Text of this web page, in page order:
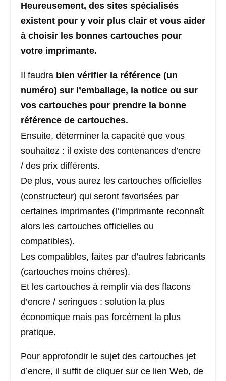
Heureusement, des sites spécialisés
existent pour y voir plus clair et vous aider
à choisir les bonnes cartouches pour
votre imprimante.
Il faudra bien vérifier la référence (un
numéro) sur l’emballage, la notice ou sur
vos cartouches pour prendre la bonne
référence de cartouches.
Ensuite, déterminer la capacité que vous
souhaitez : il existe des contenances d’encre
/ des prix différents.
De plus, vous aurez les cartouches officielles
(constructeur) qui seront favorisées par
certaines imprimantes (l’imprimante reconnaît
alors les cartouches officielles ou
compatibles).
Les compatibles, faites par d’autres fabricants
(cartouches moins chères).
Et les cartouches à remplir via des flacons
d’encre / seringues : solution la plus
économique mais pas forcément la plus
pratique.
Pour approfondir le sujet des cartouches jet
d’encre, il suffit de cliquer sur ce lien Web, de